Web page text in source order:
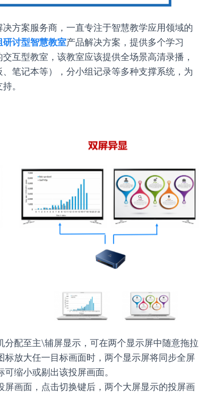
方案服务商，一直专注于智慧教学应用领域的
研讨型智慧教室产品解决方案，提供多个学习
互型教室，该教室应该提供全场景高清录播，
笔记本等），分小组记录等多种支撑系统，为
。
配至主\辅屏显示，可在两个显示屏中随意拖拉
放大任一目标画面时，两个显示屏将同步全屏
缩小或剔出该投屏画面。
画面，点击切换键后，两个大屏显示的投屏画